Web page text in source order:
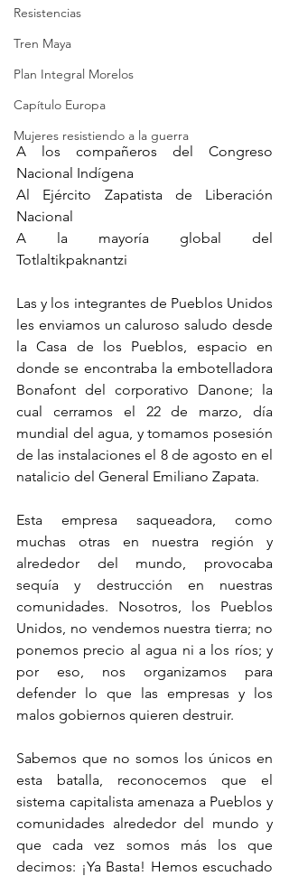
Resistencias
Tren Maya
Plan Integral Morelos
Capítulo Europa
Mujeres resistiendo a la guerra
A los compañeros del Congreso
Nacional Indígena
Al Ejército Zapatista de Liberación
Nacional
A la mayoría global del
Totlaltikpaknantzi
Las y los integrantes de Pueblos Unidos
les enviamos un caluroso saludo desde
la Casa de los Pueblos, espacio en
donde se encontraba la embotelladora
Bonafont del corporativo Danone; la
cual cerramos el 22 de marzo, día
mundial del agua, y tomamos posesión
de las instalaciones el 8 de agosto en el
natalicio del General Emiliano Zapata.
Esta empresa saqueadora, como
muchas otras en nuestra región y
alrededor del mundo, provocaba
sequía y destrucción en nuestras
comunidades. Nosotros, los Pueblos
Unidos, no vendemos nuestra tierra; no
ponemos precio al agua ni a los ríos; y
por eso, nos organizamos para
defender lo que las empresas y los
malos gobiernos quieren destruir.
Sabemos que no somos los únicos en
esta batalla, reconocemos que el
sistema capitalista amenaza a Pueblos y
comunidades alrededor del mundo y
que cada vez somos más los que
decimos: ¡Ya Basta! Hemos escuchado